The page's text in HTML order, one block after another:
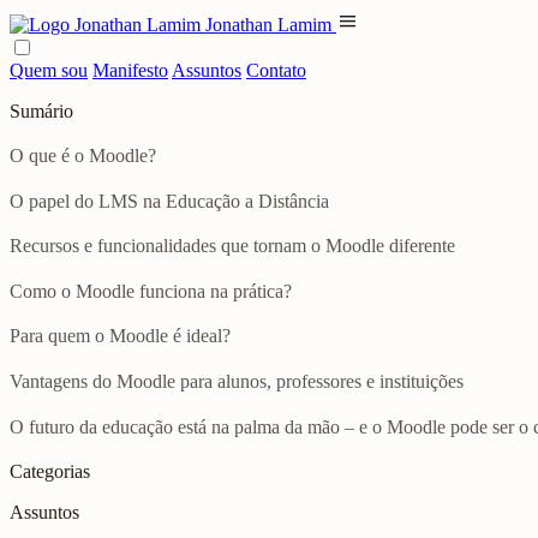
Jonathan Lamim menu
Quem sou Manifesto Assuntos Contato
Sumário
O que é o Moodle?
O papel do LMS na Educação a Distância
Recursos e funcionalidades que tornam o Moodle diferente
Como o Moodle funciona na prática?
Para quem o Moodle é ideal?
Vantagens do Moodle para alunos, professores e instituições
O futuro da educação está na palma da mão – e o Moodle pode ser o
Categorias
Assuntos